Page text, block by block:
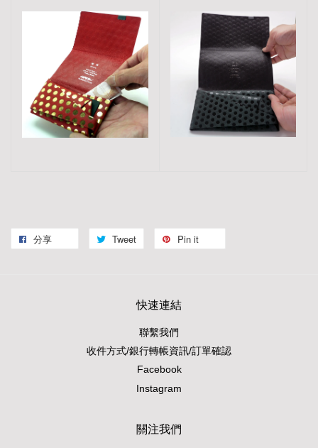
分享 Tweet Pin it
快速連結
聯繫我們
收件方式/銀行轉帳資訊/訂單確認
Facebook
Instagram
關注我們